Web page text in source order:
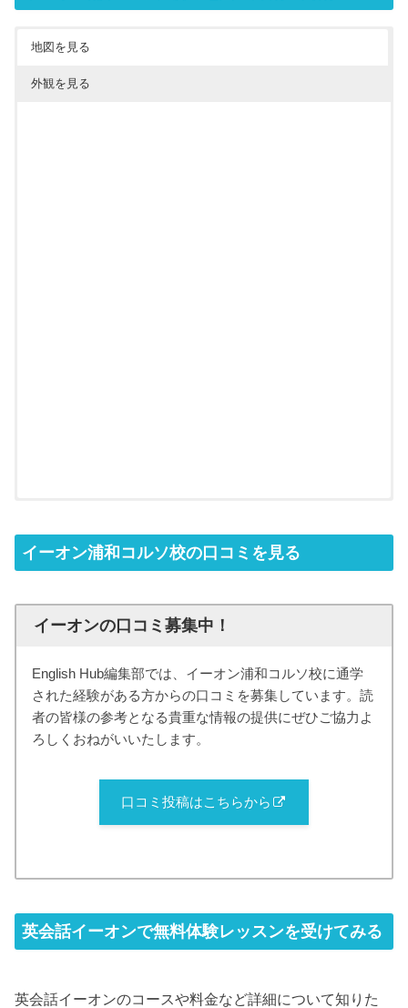
地図を見る
外観を見る
イーオン浦和コルソ校の口コミを見る
イーオンの口コミ募集中！
English Hub編集部では、イーオン浦和コルソ校に通学
された経験がある方からの口コミを募集しています。読
者の皆様の参考となる貴重な情報の提供にぜひご協力よ
ろしくおねがいいたします。
口コミ投稿はこちらから
英会話イーオンで無料体験レッスンを受けてみる
英会話イーオンのコースや料金など詳細について知りた